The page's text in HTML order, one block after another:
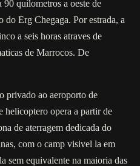
quilometros a oeste de
Erg Chegaga. Por estrada, a
a seis horas atraves de
de Marrocos. De
privado ao aeroporto de
helicoptero opera a partir de
de aterragem dedicada do
com o camp visivel la em
sem equivalente na maioria das